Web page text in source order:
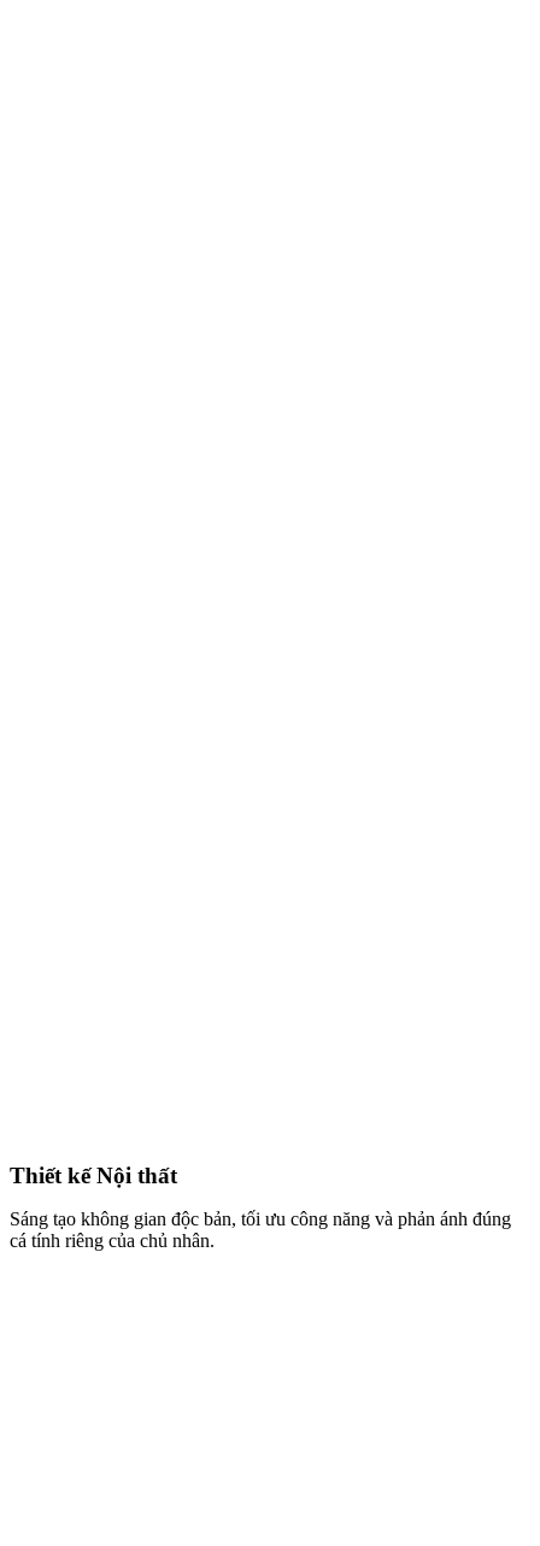
Thiết kế Nội thất
Sáng tạo không gian độc bản, tối ưu công năng và phản ánh đúng
cá tính riêng của chủ nhân.